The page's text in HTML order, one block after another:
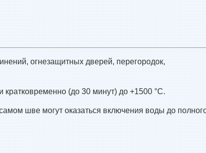
огнезащитных дверей, перегородок,
(до 30 минут) до +1500 °С.
шве могут оказаться включения воды до